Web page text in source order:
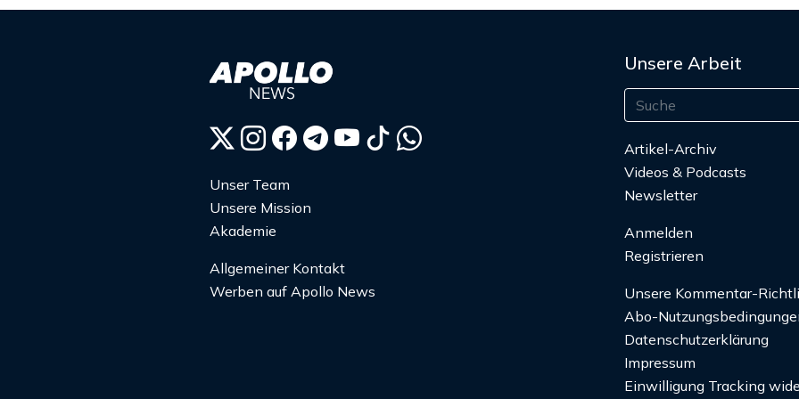
Unser Team
Unsere Mission
Akademie
Allgemeiner Kontakt
Werben auf Apollo News
Unsere Arbeit
Artikel-Archiv
Videos & Podcasts
Newsletter
Anmelden
Registrieren
Unsere Kommentar-
Abo-
Datenschutzerklärung
Impressum
Einwilligung Tracking